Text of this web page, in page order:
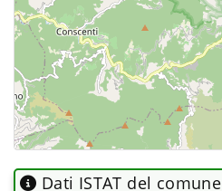
Dati ISTAT del comune